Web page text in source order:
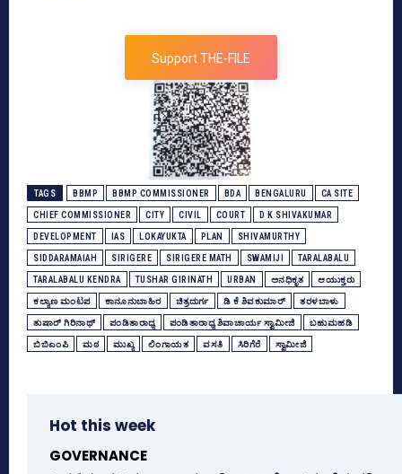
Support THE-FILE
TAGS BBMP BBMP COMMISSIONER BDA BENGALURU CA SITE
CHIEF COMMISSIONER CITY CIVIL COURT D K SHIVAKUMAR
DEVELOPMENT IAS LOKAYUKTA PLAN SHIVAMURTHY
SIDDARAMAIAH SIRIGERE SIRIGERE MATH SWAMIJI TARALABALU
TARALABALU KENDRA TUSHAR GIRINATH URBAN ಅನಧಿಕೃತ ಆಯುಕ್ತರು
ಕಲ್ಯಾಣ ಮಂಟಪ ಕಾನೂನುಬಾಹಿರ ಚಿತ್ರದುರ್ಗ ಡಿ ಕೆ ಶಿವಕುಮಾರ್ ತರಳಬಾಳು
ತುಷಾರ್‌ ಗಿರಿನಾಥ್ ಪಂಡಿತಾರಾಧ್ಯ ಪಂಡಿತಾರಾಧ್ಯ ಶಿವಾಚಾರ್ಯ ಸ್ವಾಮೀಜಿ ಬಹುಮಹಡಿ
ಬಿಬಿಎಂಪಿ ಮಠ ಮುಖ್ಯ ಲಿಂಗಾಯತ ವಸತಿ ಸಿರಿಗೆರೆ ಸ್ವಾಮೀಜಿ
Hot this week
GOVERNANCE